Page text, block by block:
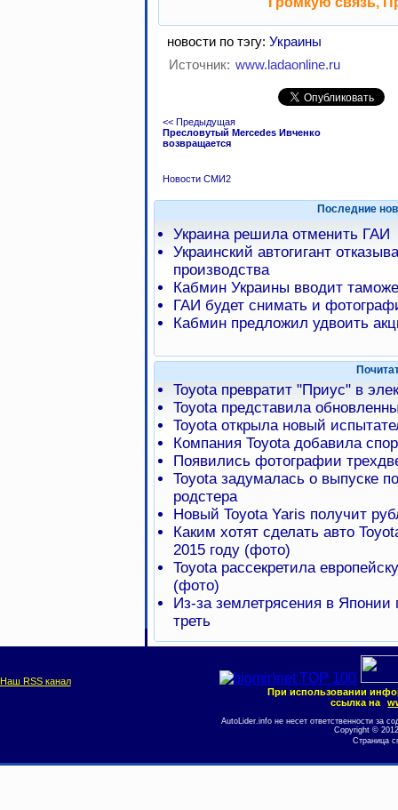
новости по тэгу: Украины
Источник: www.ladaonline.ru
<< Предыдущая
Пресловутый Mercedes Ивченко
возвращается
Новости СМИ2
Последние
Украина решила отменить ГАИ
Украинский автогигант
производства
Кабмин Украины вводит
ГАИ будет снимать и
Кабмин предложил удвоить
Toyota превратит "Приус" в
Toyota представила
Toyota открыла новый
Компания Toyota добавила
Появились фотографии
Toyota задумалась о выпуске
родстера
Новый Toyota Yaris получит
Каким хотят сделать авто
2015 году (фото)
Toyota рассекретила
(фото)
Из-за землетрясения в
треть
Наш RSS канал
При использовании
ссылка на
AutoLider.info не несет ответственности за
Copyright ©
Страница